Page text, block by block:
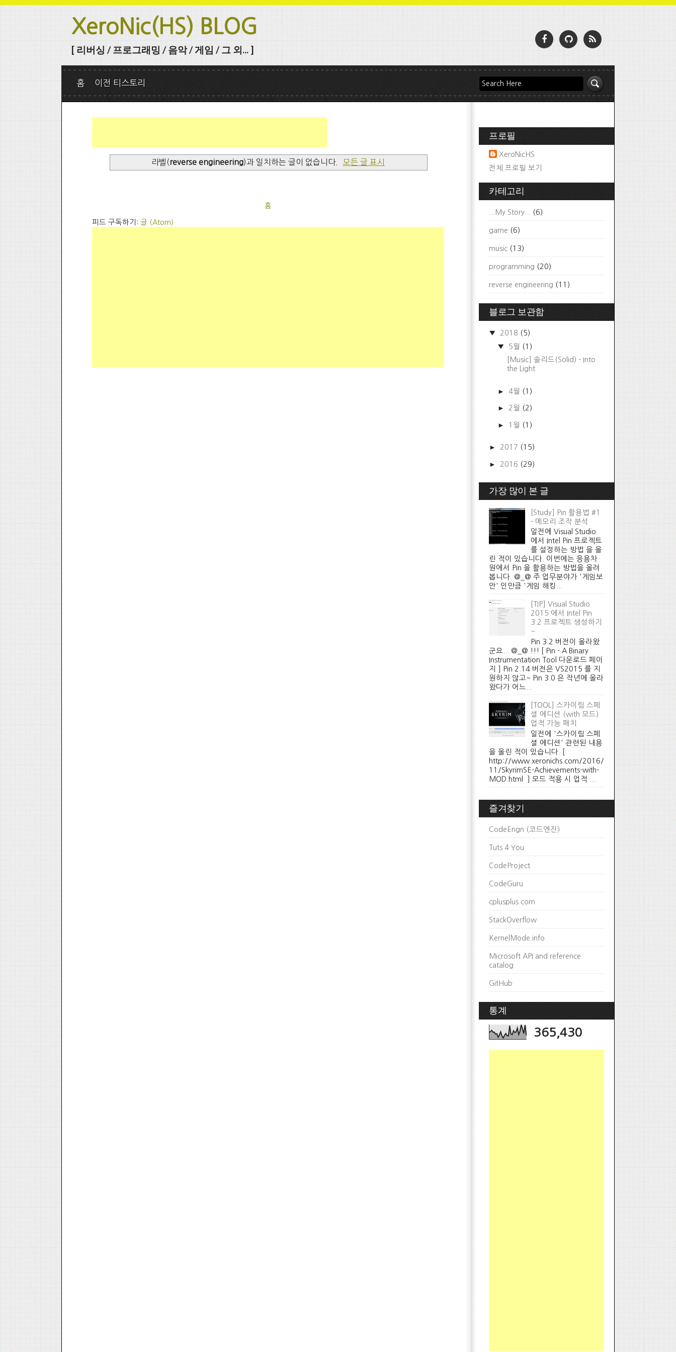
XeroNic(HS) BLOG
[ 리버싱 / 프로그래밍 / 음악 / 게임 / 그 외... ]
홈 이전 티스토리
라벨(reverse engineering)과 일치하는 글이 없습니다. 모든 글 표시
홈
피드 구독하기: 글 (Atom)
프로필
XeroNicHS
전체 프로필 보기
카테고리
...My Story... (6)
game (6)
music (13)
programming (20)
reverse engineering (11)
블로그 보관함
▼ 2018 (5)
▼
5월 (1)
[Music] 솔리드(Solid) - Into
the Light
►4월 (1)
► 2월 (2)
► 1월 (1)
► 2017 (15)
► 2016 (29)
가장 많이 본 글
[Study] Pin 활용법 #1
- 메모리 조작 분석
일전에 Visual Studio
에서 Intel Pin 프로젝트
를 설정하는 방법 을 올
린 적이 있습니다. 이번에는 응용차
원에서 Pin 을 활용하는 방법을 올려
봅니다. @_@ 주 업무분야가 '게임보
안' 인만큼 '게임 해킹...
[TIP] Visual Studio
2015 에서 Intel Pin
3.2 프로젝트 생성하기
~
Pin 3.2 버전이 올라왔
군요... @_@ !!! [ Pin - A Binary
Instrumentation Tool 다운로드 페이
지 ] Pin 2.14 버전은 VS2015 를 지
원하지 않고~ Pin 3.0 은 작년에 올라
왔다가 어느...
[TOOL] 스카이림 스페
셜 에디션 (with 모드)
업적 가능 패치
일전에 '스카이림 스페
셜 에디션' 관련된 내용
을 올린 적이 있습니다. [
http://www.xeronichs.com/2016/
11/SkyrimSE-Achievements-with-
MOD.html ] 모드 적용 시 업적 ...
즐겨찾기
CodeEngn (코드엔진)
Tuts 4 You
CodeProject
CodeGuru
cplusplus.com
StackOverflow
KernelMode.info
Microsoft API and reference
catalog
GitHub
통계
365,430